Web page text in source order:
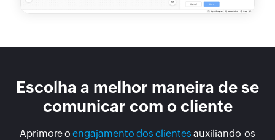
Escolha a melhor maneira de se
comunicar com o cliente
Aprimore o engajamento dos clientes auxiliando-os